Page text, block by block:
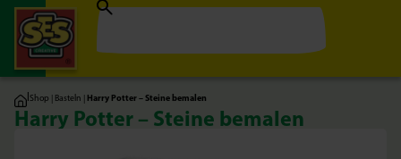
|Shop | Basteln | Harry Potter – Steine bemalen
Harry Potter – Steine bemalen